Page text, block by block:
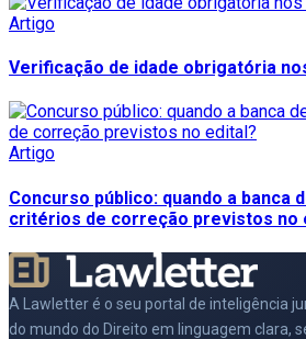
Artigo
Verificação de idade obrigatória
Artigo
Concurso público: quando a banca
critérios de correção previstos no
A Lawletter é o seu portal de inteligência
do mundo do Direito em linguagem clara,